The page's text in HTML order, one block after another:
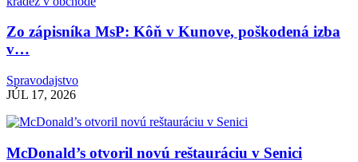
Zo zápisníka MsP: Kôň v Kunove, poškodená izba
v…
Spravodajstvo
JÚL 17, 2026
McDonald’s otvoril novú reštauráciu v Senici